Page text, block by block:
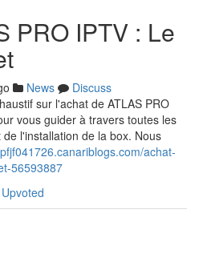
PRO IPTV : Le
News
Discuss
sur l'achat de ATLAS PRO
vous guider à travers toutes les
l'installation de la box. Nous
achat-
56593887